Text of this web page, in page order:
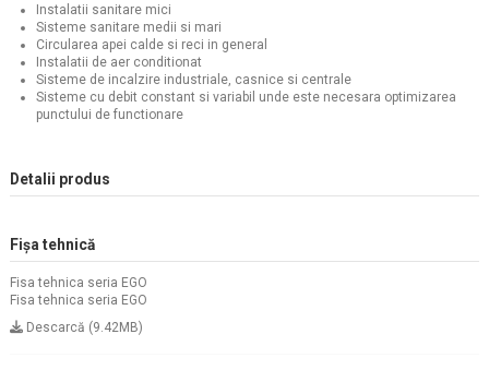
Instalatii sanitare mici
Sisteme sanitare medii si mari
Circularea apei calde si reci in general
Instalatii de aer conditionat
Sisteme de incalzire industriale, casnice si centrale
Sisteme cu debit constant si variabil unde este necesara optimizarea
punctului de functionare
Detalii produs
Fișa tehnică
Fisa tehnica seria EGO
Fisa tehnica seria EGO
Descarcă (9.42MB)